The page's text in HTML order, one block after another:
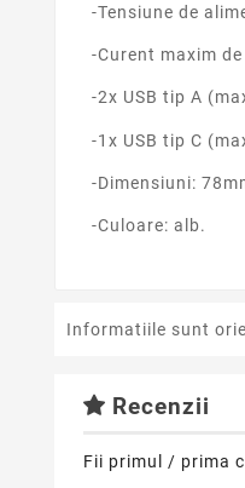
-Tensiune de
-Curent maxim
-2x USB tip A
-1x USB tip C
-Dimensiuni:
-Culoare: alb.
Informatiile sunt
Recenzii
Fii primul / prima